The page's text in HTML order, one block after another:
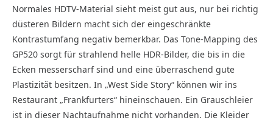
Normales HDTV-Material sieht meist gut aus, nur bei richtig
düsteren Bildern macht sich der eingeschränkte
Kontrastumfang negativ bemerkbar. Das Tone-Mapping des
GP520 sorgt für strahlend helle HDR-Bilder, die bis in die
Ecken messerscharf sind und eine überraschend gute
Plastizität besitzen. In „West Side Story“ können wir ins
Restaurant „Frankfurters“ hineinschauen. Ein Grauschleier
ist in dieser Nachtaufnahme nicht vorhanden. Die Kleider